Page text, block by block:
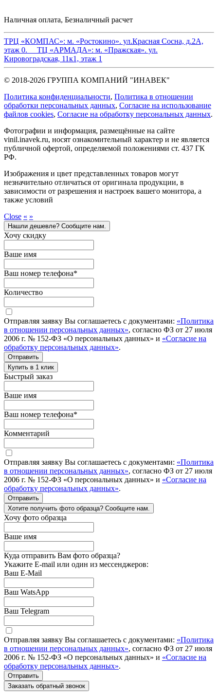
Наличная оплата, Безналичный расчет
ТРЦ «КОМПАС»: м. «Ростокино». ул.Красная Сосна, д.2А,
этаж 0. ТЦ «АРМАДА»: м. «Пражская». ул.
Кировоградская, 11к1, этаж 1
© 2018-2026 ГРУППА КОМПАНИЙ "ИНАВЕК"
Политика конфиденциальности, Политика в отношении
обработки персональных данных, Cогласие на использование
файлов cookies, Согласие на обработку персональных данных.
Фотографии и информация, размещённые на сайте
vinil.inavek.ru, носят ознакомительный характер и не является
публичной офертой, определяемой положениями ст. 437 ГК
РФ.
Изображения и цвет представленных товаров могут
незначительно отличаться от оригинала продукции, в
зависимости от разрешения и настроек вашего монитора, а
также условий
Close « »
Нашли дешевле? Сообщите нам.
Хочу скидку
Ваше имя
Ваш номер телефона*
Количество
Отправляя заявку Вы соглашаетесь с документами: «Политика
в отношении персональных данных», согласно ФЗ от 27 июля
2006 г. № 152-ФЗ «О персональных данных» и «Согласие на
обработку персональных данных».
Отправить
Купить в 1 клик
Быстрый заказ
Ваше имя
Ваш номер телефона*
Комментарий
Отправляя заявку Вы соглашаетесь с документами: «Политика
в отношении персональных данных», согласно ФЗ от 27 июля
2006 г. № 152-ФЗ «О персональных данных» и «Согласие на
обработку персональных данных».
Отправить
Хотите получить фото образца? Сообщите нам.
Хочу фото образца
Ваше имя
Куда отправить Вам фото образца?
Укажите E-mail или один из мессенджеров:
Ваш E-Mail
Ваш WatsApp
Ваш Telegram
Отправляя заявку Вы соглашаетесь с документами: «Политика
в отношении персональных данных», согласно ФЗ от 27 июля
2006 г. № 152-ФЗ «О персональных данных» и «Согласие на
обработку персональных данных».
Отправить
Заказать обратный звонок